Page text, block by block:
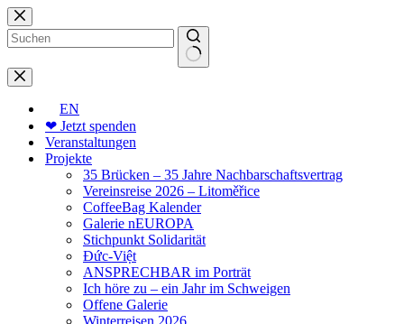
Zum
Inhalt
springen
Keine
Ergebnisse
EN
❤ Jetzt spenden
Veranstaltungen
Projekte
35 Brücken – 35 Jahre Nachbarschaftsvertrag
Vereinsreise 2026 – Litoměřice
CoffeeBag Kalender
Galerie nEUROPA
Stichpunkt Solidarität
Đức-Việt
ANSPRECHBAR im Porträt
Ich höre zu – ein Jahr im Schweigen
Offene Galerie
Winterreisen 2026